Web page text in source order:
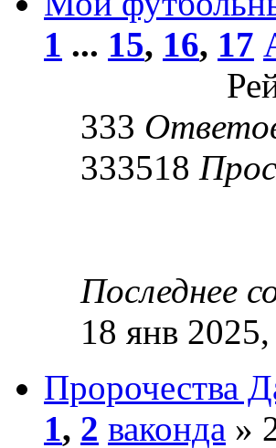
1 ... 15, 16, 17
333
333518
Последнее
18 янв
Пророчества
1, 2 ваконда »